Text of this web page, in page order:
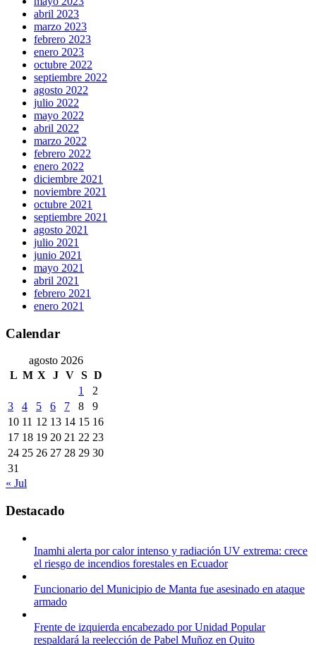
abril 2023
marzo 2023
febrero 2023
enero 2023
octubre 2022
septiembre 2022
agosto 2022
julio 2022
mayo 2022
abril 2022
marzo 2022
febrero 2022
enero 2022
diciembre 2021
noviembre 2021
octubre 2021
septiembre 2021
agosto 2021
julio 2021
junio 2021
mayo 2021
abril 2021
febrero 2021
enero 2021
Calendar
agosto 2026
L M X J V S D
1
2
3
4 5 6 7 8
9
10 11 12 13 14 15 16
17 18 19 20 21 22 23
24 25 26 27 28 29 30
31
« Jul
Destacado
Inamhi alerta por calor intenso y radiación UV extrema: crece
el riesgo de incendios forestales en Ecuador
Funcionario del Municipio de Manta fue asesinado en ataque
armado
Frente de izquierda encabezado por Unidad Popular
respaldará la reelección de Pabel Muñoz en Quito